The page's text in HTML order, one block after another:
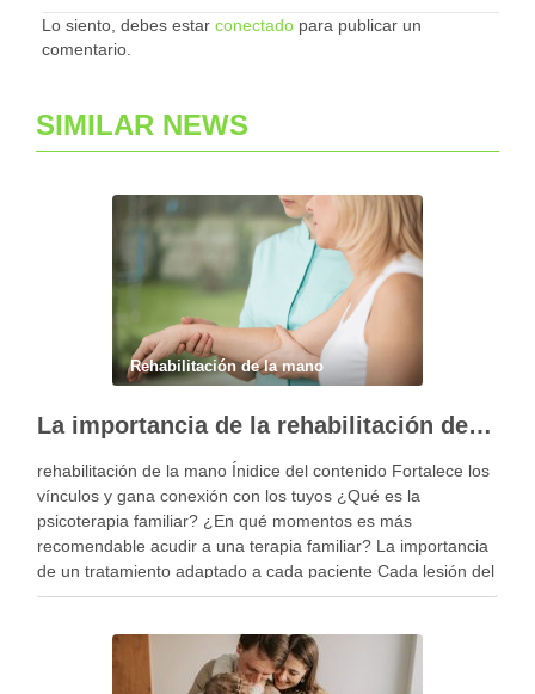
Lo siento, debes estar conectado para publicar un
comentario.
SIMILAR NEWS
Rehabilitación de la mano
La importancia de la rehabilitación de la mano personalizada
rehabilitación de la mano Ínidice del contenido Fortalece los
vínculos y gana conexión con los tuyos ¿Qué es la
psicoterapia familiar? ¿En qué momentos es más
recomendable acudir a una terapia familiar? La importancia
de un tratamiento adaptado a cada paciente Cada lesión del
miembro superior es diferente y, por …